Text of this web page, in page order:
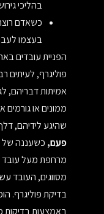
בהליכי
כשאדם
בעצמו
הפניית עובדים
פוליגרף, לעיתים
אמיתות דבריהם,
ממונים או גורמים
שהיגע לידיהם,
פעם, כשעננה של
מרחפת מעל עובד
מסווגים, העובד
בדיקת פוליגרף.
באמצעות בדיקות